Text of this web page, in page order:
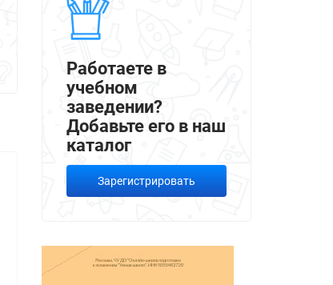
Работаете в
учебном
заведении?
Добавьте его в наш
каталог
Зарегистрировать